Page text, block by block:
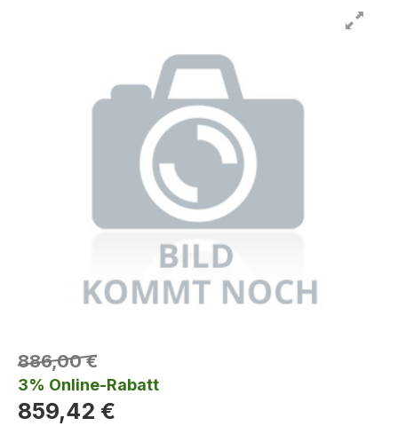
886,00 €
3% Online-Rabatt
859,42 €